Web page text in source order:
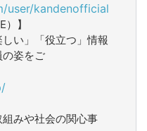
user/kandenofficial
】
い」「役立つ」情報
姿をご
みや社会の関心事